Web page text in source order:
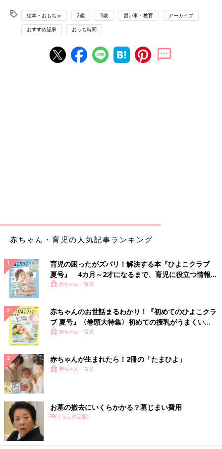
絵本・おもちゃ 2歳 3歳 習い事・教育 アーカイブ
おすすめ記事 おうち時間
赤ちゃん・育児の人気記事ランキング
育児の困ったがズバリ！解決する本『ひよこクラブ
夏号』 4カ月～2才になるまで、育児に役立つ情報が
いっぱい！
赤ちゃん・育児
赤ちゃんのお世話まるわかり！『初めてのひよこクラ
ブ 夏号』〈巻頭大特集〉初めての授乳がうまくい
く！ おっぱい・ミルクの基本と夏のトラブル 解決テ
赤ちゃん・育児
赤ちゃんが生まれたら！2冊の「たまひよ」
赤ちゃん・育児
お墓の撤去にいくらかかる？墓じまい費用
PR(くらしの話題)